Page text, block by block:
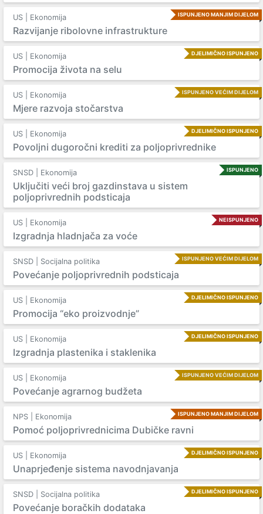
ISPUNJENO MANJIM DIJELOM
US | Ekonomija
Razvijanje ribolovne infrastrukture
DJELIMIČNO ISPUNJENO
US | Ekonomija
Promocija života na selu
ISPUNJENO VEĆIM DIJELOM
US | Ekonomija
Mjere razvoja stočarstva
DJELIMIČNO ISPUNJENO
US | Ekonomija
Povoljni dugoročni krediti za poljoprivrednike
ISPUNJENO
SNSD | Ekonomija
Uključiti veći broj gazdinstava u sistem
poljoprivrednih podsticaja
NEISPUNJENO
US | Ekonomija
Izgradnja hladnjača za voće
ISPUNJENO VEĆIM DIJELOM
SNSD | Socijalna politika
Povećanje poljoprivrednih podsticaja
DJELIMIČNO ISPUNJENO
US | Ekonomija
Promocija “eko proizvodnje”
DJELIMIČNO ISPUNJENO
US | Ekonomija
Izgradnja plastenika i staklenika
ISPUNJENO VEĆIM DIJELOM
US | Ekonomija
Povećanje agrarnog budžeta
ISPUNJENO MANJIM DIJELOM
NPS | Ekonomija
Pomoć poljoprivrednicima Dubičke ravni
DJELIMIČNO ISPUNJENO
US | Ekonomija
Unaprjeđenje sistema navodnjavanja
DJELIMIČNO ISPUNJENO
SNSD | Socijalna politika
Povećanje boračkih dodataka